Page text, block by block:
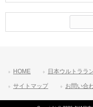
索:
HOME 日本ウルトララ
サイトマップ お問い合